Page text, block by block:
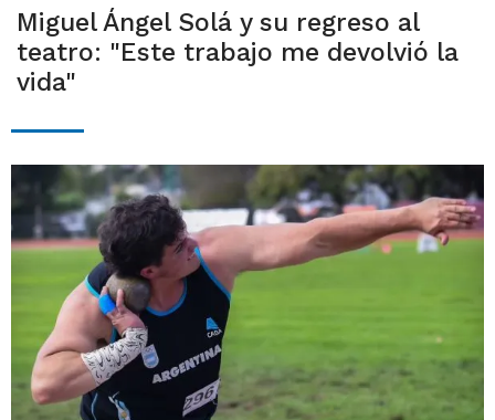
Miguel Ángel Solá y su regreso al
teatro: "Este trabajo me devolvió la
vida"